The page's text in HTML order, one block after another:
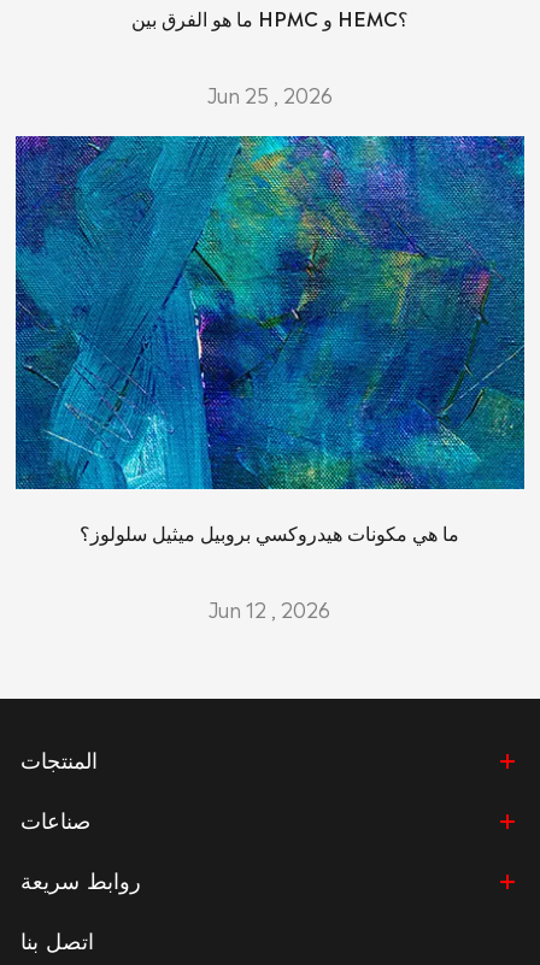
ما هو الفرق بين HPMC و HEMC؟
Jun 25 , 2026
ما هي مكونات هيدروكسي بروبيل ميثيل سلولوز؟
Jun 12 , 2026
المنتجات
صناعات
روابط سريعة
اتصل بنا